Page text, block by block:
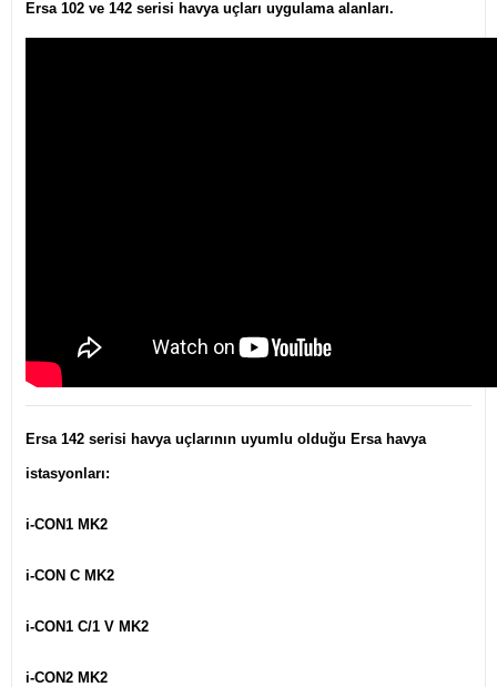
Ersa 102 ve 142 serisi havya uçları uygulama alanları.
Ersa 142 serisi havya uçlarının uyumlu olduğu Ersa havya
istasyonları:
i-CON1 MK2
i-CON C MK2
i-CON1 C/1 V MK2
i-CON2 MK2